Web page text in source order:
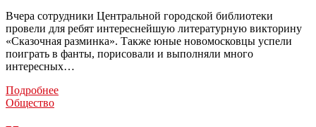
Вчера сотрудники Центральной городской библиотеки
провели для ребят интереснейшую литературную викторину
«Сказочная разминка». Также юные новомосковцы успели
поиграть в фанты, порисовали и выполняли много
интересных…
ПодробнееВ
Общество